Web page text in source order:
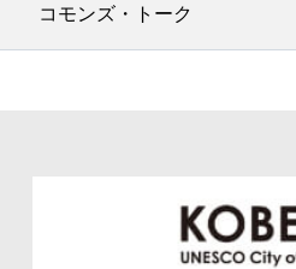
コモンズ・トーク